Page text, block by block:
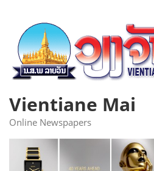
content
Vientiane Mai
Online Newspapers